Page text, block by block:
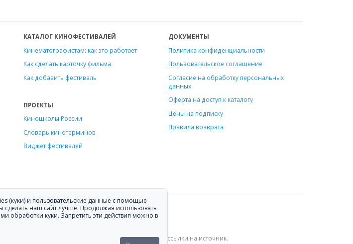
КАТАЛОГ КИНОФЕСТИВАЛЕЙ
Кинематографистам: как это работает
Как сделать карточку фильма
Как добавить фестиваль
ПРОЕКТЫ
Киношколы России
Словарь кинотерминов
Виджет фестивалей
ДОКУМЕНТЫ
Политика конфиденциальности
Пользовательское соглашение
Согласие на обработку персональных
данных
Оферта на доступ к каталогу
Цены на подписку
Правила возврата
разрешено только при наличии активной ссылки на источник.
(куки) и пользовательские данные с помощью
сделать наш сайт лучше. Продолжая использовать
обработки куки. Запретить эти действия можно в